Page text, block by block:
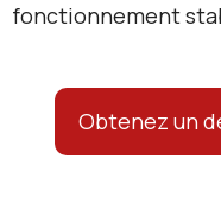
fonctionnement
Obtenez un